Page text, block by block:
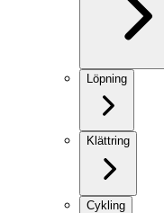
Löpning
Klättring
Cykling